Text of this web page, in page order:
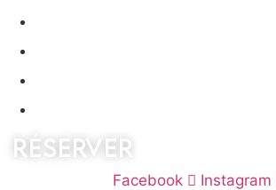
RÉSERVER
Facebook Instagram